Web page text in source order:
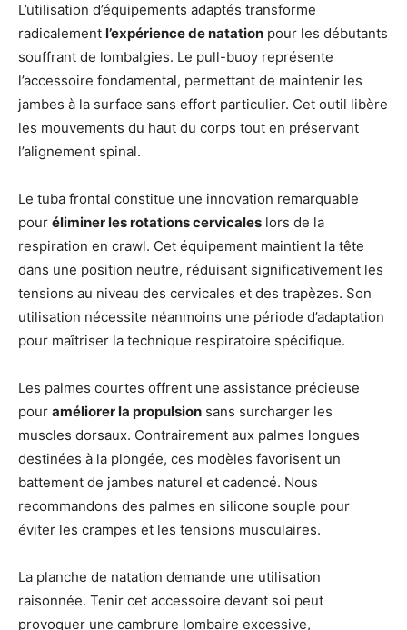
L’utilisation d’équipements adaptés transforme
radicalement l’expérience de natation pour les débutants
souffrant de lombalgies. Le pull-buoy représente
l’accessoire fondamental, permettant de maintenir les
jambes à la surface sans effort particulier. Cet outil libère
les mouvements du haut du corps tout en préservant
l’alignement spinal.
Le tuba frontal constitue une innovation remarquable
pour éliminer les rotations cervicales lors de la
respiration en crawl. Cet équipement maintient la tête
dans une position neutre, réduisant significativement les
tensions au niveau des cervicales et des trapèzes. Son
utilisation nécessite néanmoins une période d’adaptation
pour maîtriser la technique respiratoire spécifique.
Les palmes courtes offrent une assistance précieuse
pour améliorer la propulsion sans surcharger les
muscles dorsaux. Contrairement aux palmes longues
destinées à la plongée, ces modèles favorisent un
battement de jambes naturel et cadencé. Nous
recommandons des palmes en silicone souple pour
éviter les crampes et les tensions musculaires.
La planche de natation demande une utilisation
raisonnée. Tenir cet accessoire devant soi peut
provoquer une cambrure lombaire excessive,